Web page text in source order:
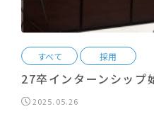
すべて 採用
27卒インターンシップ
2025.05.26